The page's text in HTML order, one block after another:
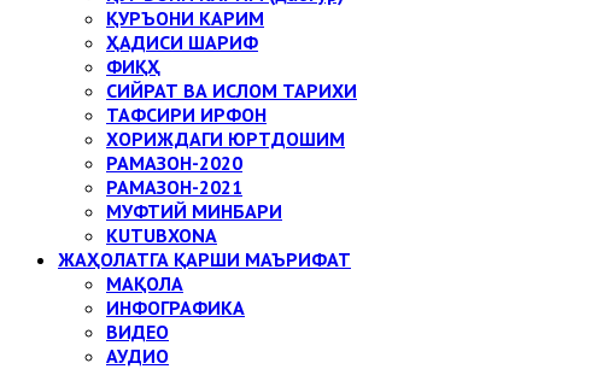
ҚУРЪОНИ КАРИМ
ҲАДИСИ ШАРИФ
ФИҚҲ
СИЙРАТ ВА ИСЛОМ ТАРИХИ
ТАФСИРИ ИРФОН
ХОРИЖДАГИ ЮРТДОШИМ
РАМАЗОН-2020
РАМАЗОН-2021
МУФТИЙ МИНБАРИ
KUTUBXONA
ЖАҲОЛАТГА ҚАРШИ МАЪРИФАТ
МАҚОЛА
ИНФОГРАФИКА
ВИДЕО
АУДИО